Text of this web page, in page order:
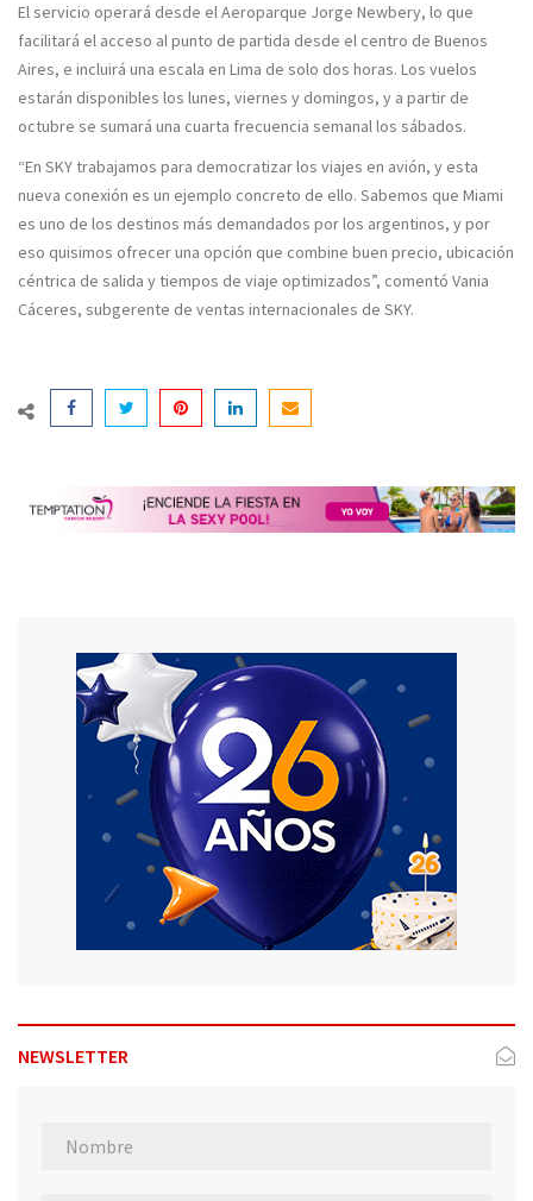
El servicio operará desde el Aeroparque Jorge Newbery, lo que
facilitará el acceso al punto de partida desde el centro de Buenos
Aires, e incluirá una escala en Lima de solo dos horas. Los vuelos
estarán disponibles los lunes, viernes y domingos, y a partir de
octubre se sumará una cuarta frecuencia semanal los sábados.
“En SKY trabajamos para democratizar los viajes en avión, y esta
nueva conexión es un ejemplo concreto de ello. Sabemos que Miami
es uno de los destinos más demandados por los argentinos, y por
eso quisimos ofrecer una opción que combine buen precio, ubicación
céntrica de salida y tiempos de viaje optimizados”, comentó Vania
Cáceres, subgerente de ventas internacionales de SKY.
NEWSLETTER